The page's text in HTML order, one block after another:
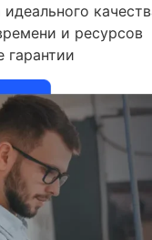
и ресурсов
гарантии